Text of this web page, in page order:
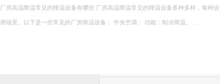
厂房高温降温常见的降温设备有哪些 厂房高温降温常见的降温设备多种多样，每种设备都有其独特的功能和适
用场景。以下是一些常见的厂房降温设备： 中央空调： 功能：制冷降温。 ...